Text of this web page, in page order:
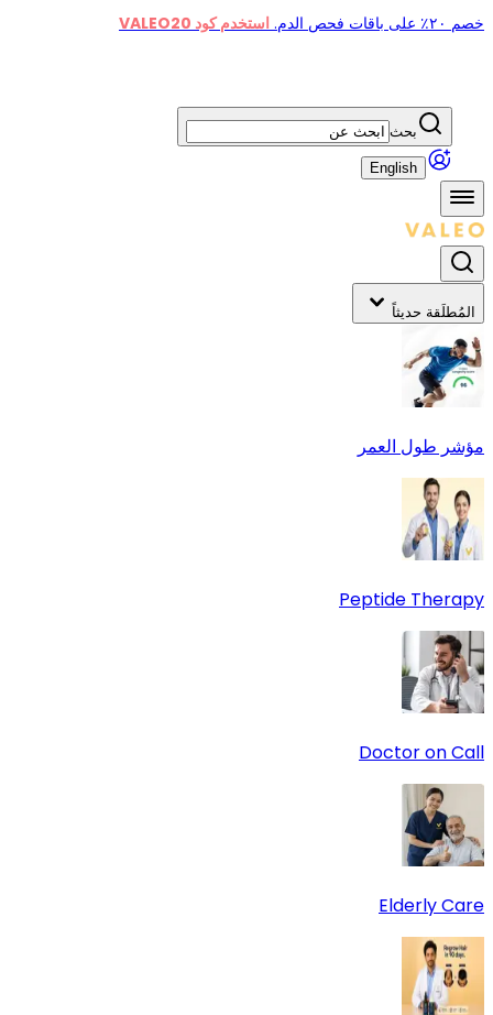
خصم ٢٠٪ على باقات فحص الدم. استخدم كود VALEO20
بحث
English
المُطلَقة حديثاً
مؤشر طول العمر
Peptide Therapy
Doctor on Call
Elderly Care